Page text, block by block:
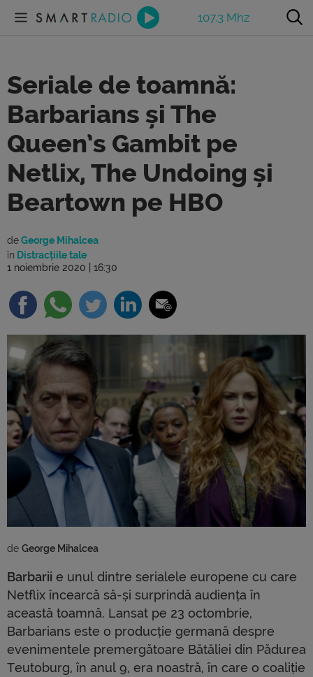
107.3 Mhz
Seriale de toamnă:
Barbarians și The
Queen’s Gambit pe
Netlix, The Undoing și
Beartown pe HBO
deGeorge Mihalcea
în Distracțiile tale
1 noiembrie 2020 | 16:30
de George Mihalcea
Barbarii e unul dintre serialele europene cu care
Netflix încearcă să-și surprindă audiența în
această toamnă. Lansat pe 23 octombrie,
Barbarians este o producție germană despre
evenimentele premergătoare Bătăliei din Pădurea
Teutoburg, în anul 9, era noastră, în care o coaliție